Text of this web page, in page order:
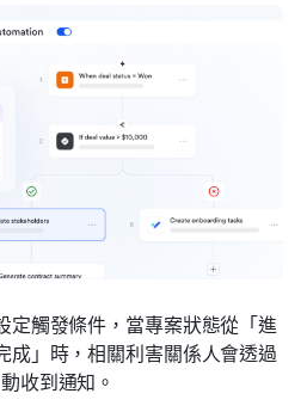
定觸發條件，當專案狀態從「進
成」時，相關利害關係人會透過
收到通知。